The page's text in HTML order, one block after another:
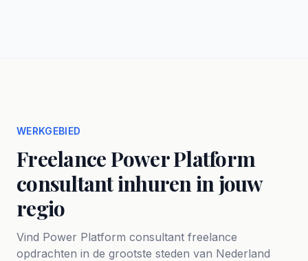
WERKGEBIED
Freelance Power Platform
consultant inhuren in jouw
regio
Vind Power Platform consultant freelance
opdrachten in de grootste steden van Nederland